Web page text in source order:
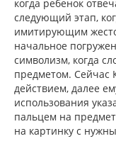
когда ребенок
следующий этап,
имитирующим
начальное
символизм, когда
предметом. Сейчас
действием, далее
использования
пальцем на
на картинку с